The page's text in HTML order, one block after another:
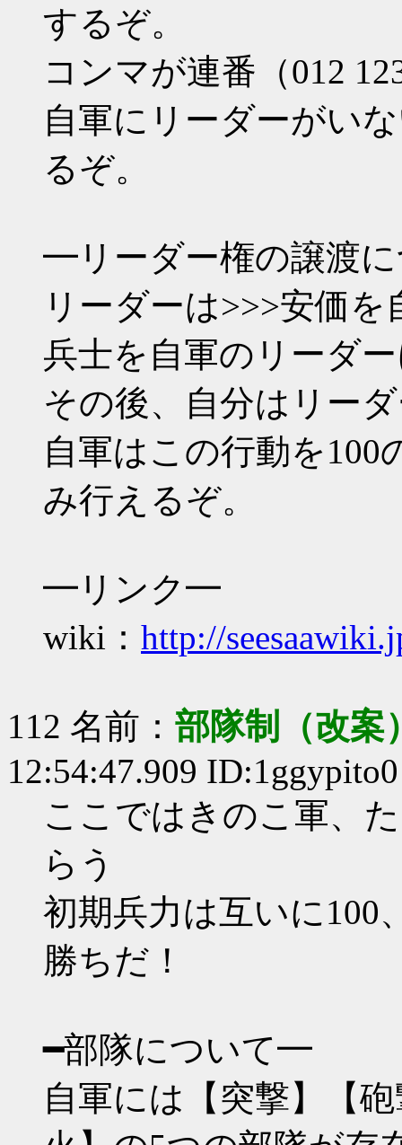
するぞ。
コンマが連番（012
自軍にリーダーがい
るぞ。
━リーダー権の譲渡
リーダーは>>>安価
兵士を自軍のリーダ
その後、自分はリー
自軍はこの行動を
み行えるぞ。
━リンク━
wiki： http://
112 名前： 部隊制（改案
12:54:47.909 ID:1ggypito0
ここではきのこ軍、
らう
初期兵力は互いに100
勝ちだ！
━部隊について━
自軍には【突撃】【